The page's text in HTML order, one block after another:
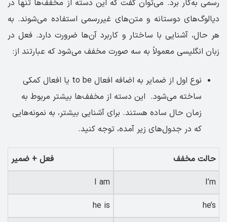
رسمی به‌کار برد. می‌توان گفت که این دسته از مخفف‌ها تنها در
دیالوگ‌های دوستانه و متن‌های غیررسمی استفاده می‌شوند. به
هر حال، آشنایی با ساختار و کاربرد آن‌ها ضرورت دارد. فعل در
زبان انگلیسی معمولاً به سه صورت مخفف می‌شود که عبارتند از:
نوع اول از ضمایر به اضافه افعال to be یا افعال کمکی
ساخته می‌شود. این دسته از مخفف‌ها بیشتر مربوط به
زمان حال ساده هستند. برای آشنایی بیشتر، به نمونه‌هایی
که در جدول‌های زیر آمده، توجه کنید.
حالت مخفف
فعل + ضمیر
I’m
I am
he’s
he is